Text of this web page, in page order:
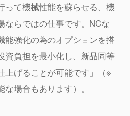
って機械性能を蘇らせる、機
ならではの仕事です。NCな
能強化の為のオプションを搭
資負担を最小化し、新品同等
上げることが可能です」（※
場合もあります）。